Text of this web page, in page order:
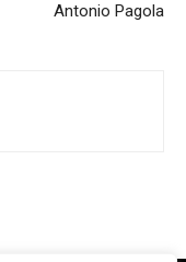
Antonio Pagola